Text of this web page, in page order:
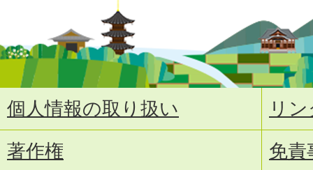
個人情報の取り扱い
リ
著作権
免責